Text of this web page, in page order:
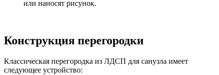
или наносят рисунок.
Конструкция перегородки
Классическая перегородка из ЛДСП для санузла имеет
следующее устройство: